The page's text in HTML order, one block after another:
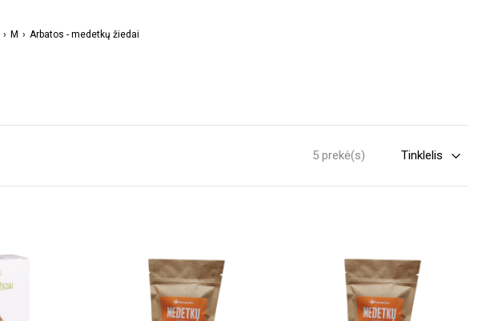
M Arbatos - medetkų žiedai
5 prekė(s)